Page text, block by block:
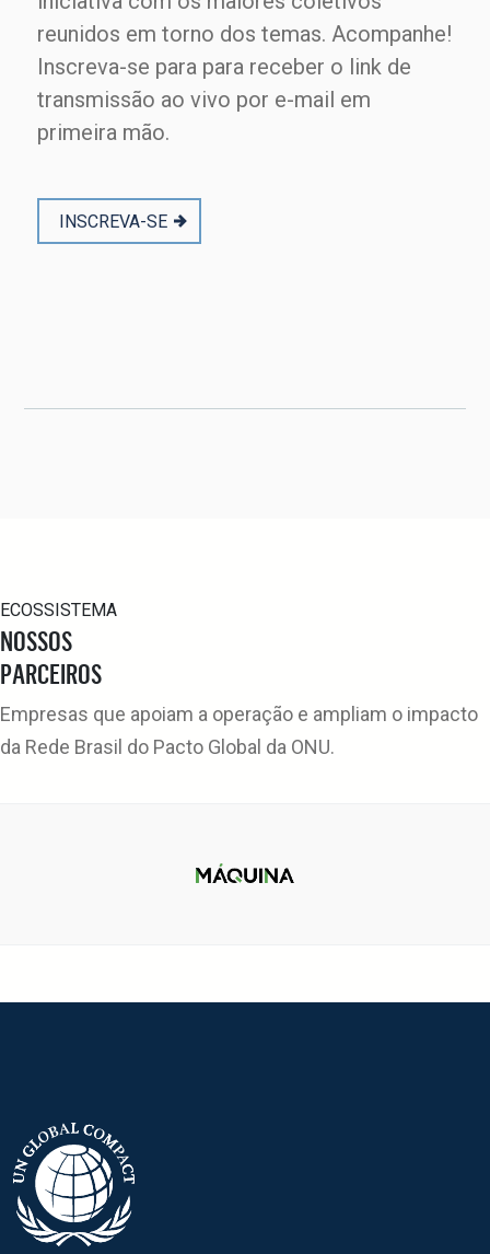
reunidos em torno dos temas. Acompanhe!
Inscreva-se para para receber o link de
transmissão ao vivo por e-mail em
primeira mão.
INSCREVA-SE
ECOSSISTEMA
NOSSOS
PARCEIROS
Empresas que apoiam a operação e ampliam o impacto
da Rede Brasil do Pacto Global da ONU.